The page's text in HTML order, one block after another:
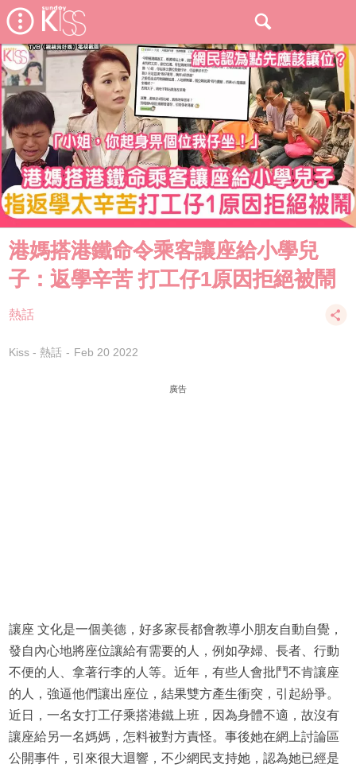
港媽搭港鐵命令乘客讓座給小學兒
子：返學辛苦 打工仔1原因拒絕被鬧
熱話
Kiss - 熱話 Feb 20 2022
廣告
讓座 文化是一個美德，好多家長都會教導小朋友自動自覺，
發自內心地將座位讓給有需要的人，例如孕婦、長者、行動
不便的人、拿著行李的人等。近年，有些人會批鬥不肯讓座
的人，強逼他們讓出座位，結果雙方產生衝突，引起紛爭。
近日，一名女打工仔乘搭港鐵上班，因為身體不適，故沒有
讓座給另一名媽媽，怎料被對方責怪。事後她在網上討論區
公開事件，引來很大迴響，不少網民支持她，認為她已經是